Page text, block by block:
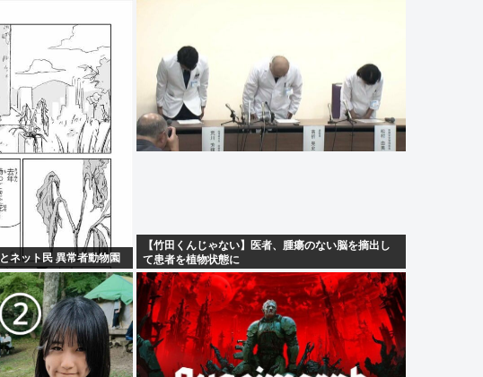
ネット民 異常者動物園
【竹田くんじゃない】医者、腫瘍のない脳を摘出し
て患者を植物状態に